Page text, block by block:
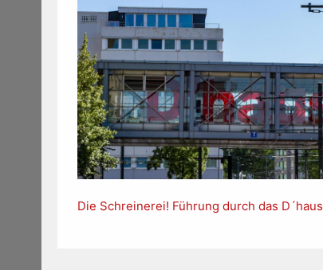
Die Schreinerei! Führung durch das D´haus